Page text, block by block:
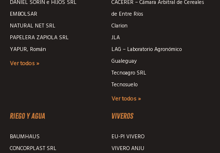
DANIEL SORÍN e HIJOS SRL
EMBOLSAR
NATURAL NET SRL
PAPELERA ZAPIOLA SRL
YAPUR, Román
Ver todos »
CACERER – Cámara Arbitral de Cereales
de Entre Ríos
Clarion
JLA
LAG – Laboratorio Agronómico
Gualeguay
Tecnoagro SRL
Tecnosuelo
Ver todos »
Riego y agua
BAUMHAUS
CONCORPLAST SRL
Viveros
EU-PI VIVERO
VIVERO ANJU